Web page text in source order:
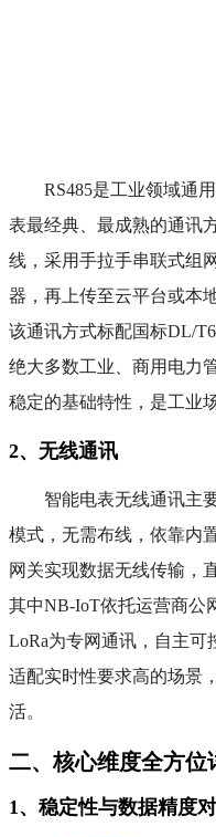
RS485是工业领域通
表最经典、最成熟的通讯
线，采用手拉手串联式组
器，再上传至云平台或本
该通讯方式标配国标DL/
绝大多数工业、商用电力
稳定的基础特性，是工业
2、无线通讯
智能电表无线通讯主
模式，无需布线，依靠内
网关实现数据无线传输，
其中NB-IoT依托运营商公
LoRa为专网通讯，自主可
适配实时性要求高的场景
活。
二、核心维度全方位
1、稳定性与数据精度